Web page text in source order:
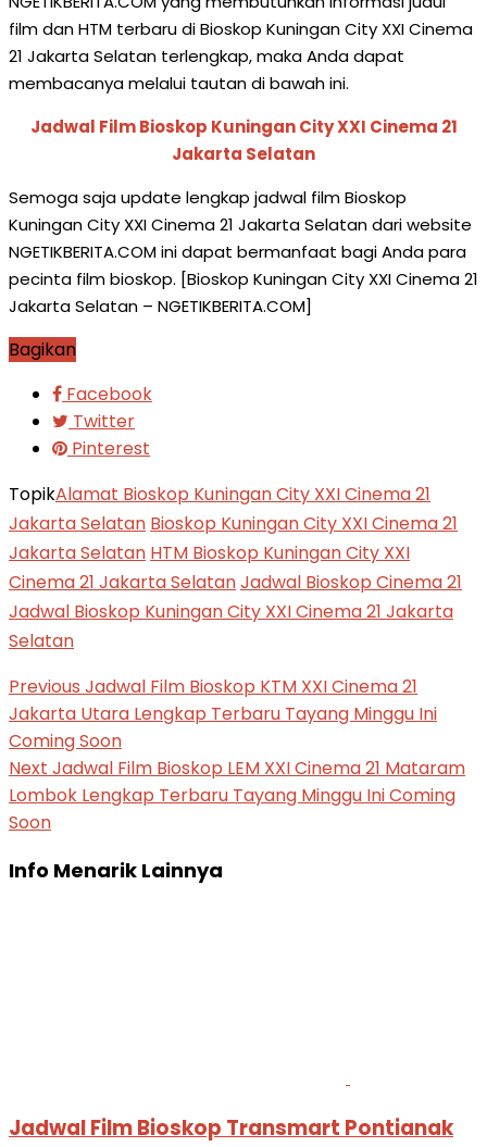
film dan HTM terbaru di Bioskop Kuningan City XXI Cinema
21 Jakarta Selatan terlengkap, maka Anda dapat
membacanya melalui tautan di bawah ini.
Jadwal Film Bioskop Kuningan City XXI Cinema 21
Jakarta Selatan
Semoga saja update lengkap jadwal film Bioskop
Kuningan City XXI Cinema 21 Jakarta Selatan dari website
NGETIKBERITA.COM ini dapat bermanfaat bagi Anda para
pecinta film bioskop. [Bioskop Kuningan City XXI Cinema 21
Jakarta Selatan – NGETIKBERITA.COM]
Bagikan
Facebook
Twitter
Pinterest
TopikAlamat Bioskop Kuningan City XXI Cinema 21
Jakarta Selatan Bioskop Kuningan City XXI Cinema 21
Jakarta Selatan HTM Bioskop Kuningan City XXI
Cinema 21 Jakarta SelatanJadwal Bioskop Cinema 21
Jadwal Bioskop Kuningan City XXI Cinema 21 Jakarta
Selatan
Previous Jadwal Film Bioskop KTM XXI Cinema 21
Jakarta Utara Lengkap Terbaru Tayang Minggu Ini
Coming Soon
Next Jadwal Film Bioskop LEM XXI Cinema 21 Mataram
Lombok Lengkap Terbaru Tayang Minggu Ini Coming
Soon
Info Menarik Lainnya
Jadwal Film Bioskop Transmart Pontianak